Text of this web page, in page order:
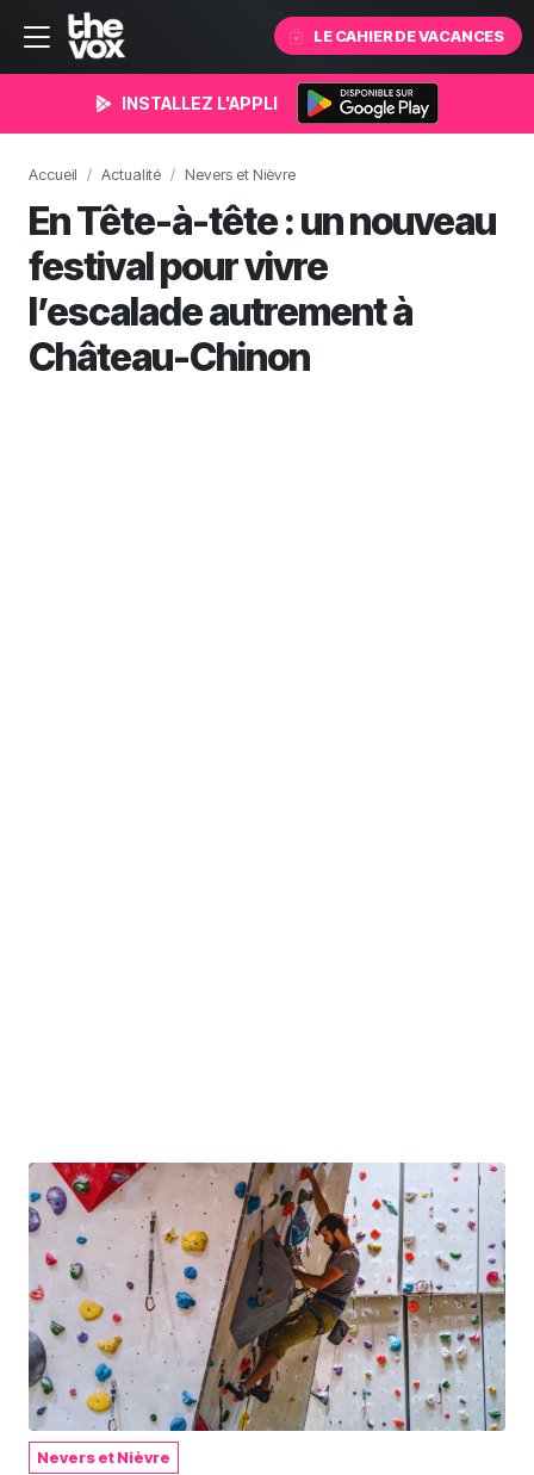
LE CAHIER DE VACANCES
INSTALLEZ L'APPLI
Accueil Actualité Nevers et Nièvre
En Tête-à-tête : un nouveau
festival pour vivre
l’escalade autrement à
Château-Chinon
Nevers et Nièvre